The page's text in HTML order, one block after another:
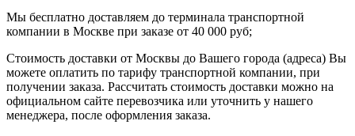
Мы бесплатно доставляем до терминала транспортной
компании в Москве при заказе от 40 000 руб;
Стоимость доставки от Москвы до Вашего города (адреса) Вы
можете оплатить по тарифу транспортной компании, при
получении заказа. Рассчитать стоимость доставки можно на
официальном сайте перевозчика или уточнить у нашего
менеджера, после оформления заказа.